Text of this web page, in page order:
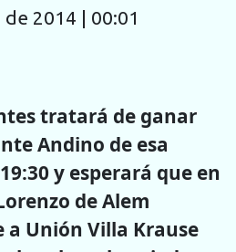
2014 | 00:01
tratará de ganar
Andino de esa
y esperará que en
de Alem
Unión Villa Krause